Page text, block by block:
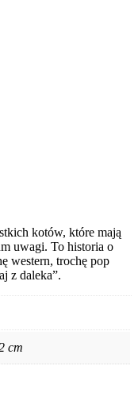
kotów, które mają
uwagi. To historia o
western, trochę pop
z daleka”.
cm